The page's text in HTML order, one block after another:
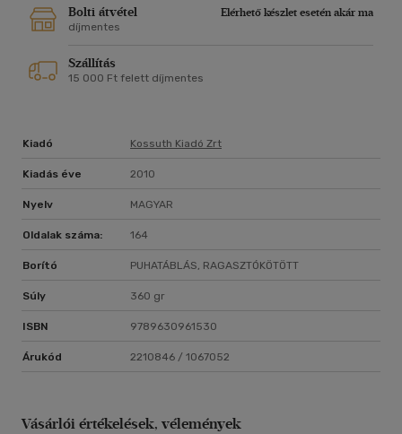
Bolti átvétel
Elérhető készlet esetén akár ma
díjmentes
Szállítás
15 000 Ft felett díjmentes
Kiadó Kossuth Kiadó Zrt
Kiadás éve 2010
Nyelv MAGYAR
Oldalak száma: 164
Borító PUHATÁBLÁS, RAGASZTÓKÖTÖTT
Súly 360 gr
ISBN 9789630961530
Árukód 2210846 / 1067052
Vásárlói értékelések, vélemények